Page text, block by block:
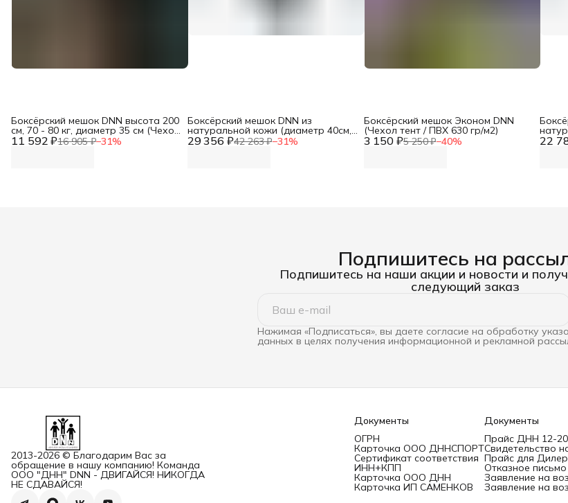
11 592 ₽16 905 ₽−31%
Боксёрский мешок DNN высота 200
см, 70 - 80 кг, диаметр 35 см (Чехол
тент / ПВХ 630 гр/м2) 29 356 ₽42 263 ₽−31%
Боксёрский мешок DNN из
натуральной кожи (диаметр 40см,
h-140см, вес 70-80кг, толщина кожи 3 150 ₽5 250 ₽−40%
Боксёрский мешок Эконом DNN
(Чехол тент / ПВХ 630 гр/м2)
22
h-
Подпишитесь на
Подпишитесь на наши акции и новости и
следующий заказ
Нажимая «Подписаться», вы даете согласие на обработку
данных в целях получения информационной и рекламной
2013-2026 © Благодарим Вас за
обращение в нашу компанию! Команда
ООО "ДНН" DNN - ДВИГАЙСЯ! НИКОГДА
НЕ СДАВАЙСЯ!
Документы
ОГРН
Карточка ООО ДННСПОРТ
Сертификат соответствия
ИНН+КПП
Карточка ООО ДНН
Карточка ИП САМЕНКОВ
Документы
Прайс ДНН 12-
Свидетельство
Прайс для
Отказное письмо
Заявление на
Заявление на